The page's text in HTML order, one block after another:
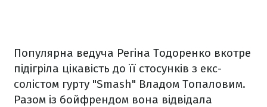
Популярна ведуча Регіна Тодоренко вкотре
підігріла цікавість до її стосунків з екс-
солістом гурту "Smash" Владом Топаловим.
Разом із бойфрендом вона відвідала